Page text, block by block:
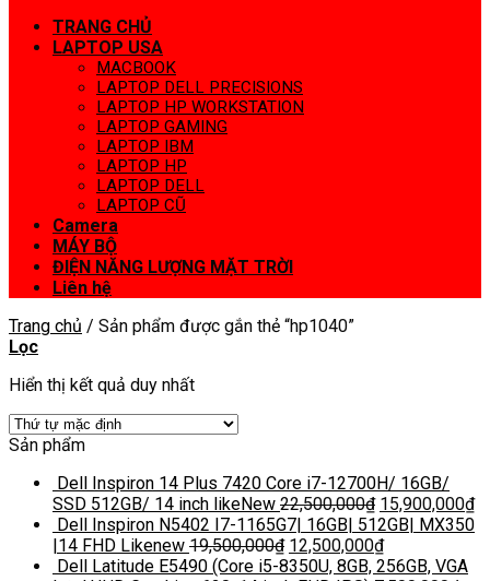
TRANG CHỦ
LAPTOP USA
MACBOOK
LAPTOP DELL PRECISIONS
LAPTOP HP WORKSTATION
LAPTOP GAMING
LAPTOP IBM
LAPTOP HP
LAPTOP DELL
LAPTOP CŨ
Camera
MÁY BỘ
ĐIỆN NĂNG LƯỢNG MẶT TRỜI
Liên hệ
Trang chủ / Sản phẩm được gắn thẻ “hp1040”
Lọc
Hiển thị kết quả duy nhất
Sản phẩm
Dell Inspiron 14 Plus 7420 Core i7-12700H/ 16GB/
SSD 512GB/ 14 inch likeNew 22,500,000₫ 15,900,000₫
Dell Inspiron N5402 I7-1165G7| 16GB| 512GB| MX350
|14 FHD Likenew 19,500,000₫ 12,500,000₫
Dell Latitude E5490 (Core i5-8350U, 8GB, 256GB, VGA